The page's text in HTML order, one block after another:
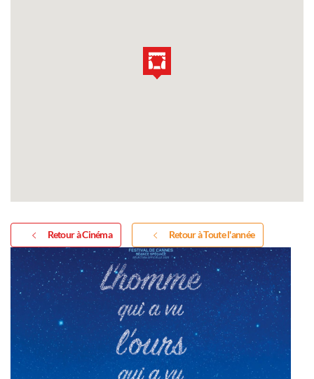
Retour à Cinéma Retour à Toute l'année